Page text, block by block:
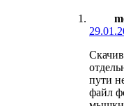
пути
файл